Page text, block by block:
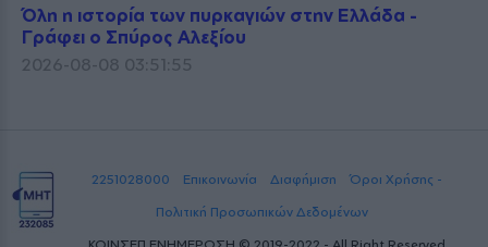
Όλη η ιστορία των πυρκαγιών στην Ελλάδα -
Γράφει ο Σπύρος Αλεξίου
2026-08-08 03:51:55
2251028000 Επικοινωνία Διαφήμιση
Όροι Χρήσης -
Πολιτική Προσωπικών Δεδομένων